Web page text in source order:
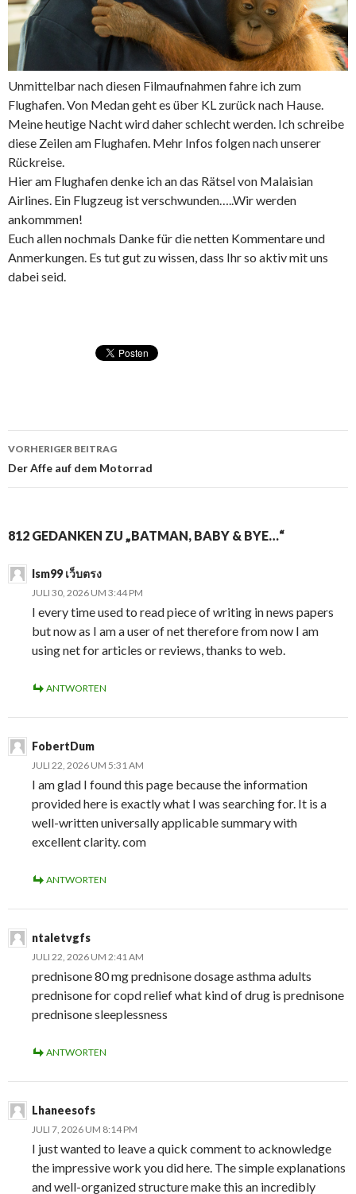
Unmittelbar nach diesen Filmaufnahmen fahre ich zum
Flughafen. Von Medan geht es über KL zurück nach Hause.
Meine heutige Nacht wird daher schlecht werden. Ich schreibe
diese Zeilen am Flughafen. Mehr Infos folgen nach unserer
Rückreise.
Hier am Flughafen denke ich an das Rätsel von Malaisian
Airlines. Ein Flugzeug ist verschwunden…..Wir werden
ankommmen!
Euch allen nochmals Danke für die netten Kommentare und
Anmerkungen. Es tut gut zu wissen, dass Ihr so aktiv mit uns
dabei seid.
Beitragsnavigation
VORHERIGER BEITRAG
Der Affe auf dem Motorrad
812 GEDANKEN ZU „BATMAN, BABY & BYE…“
lsm99 เว็บตรง
JULI 30, 2026 UM 3:44 PM
I every time used to read piece of writing in news papers
but now as I am a user of net therefore from now I am
using net for articles or reviews, thanks to web.
ANTWORTEN
FobertDum
JULI 22, 2026 UM 5:31 AM
I am glad I found this page because the information
provided here is exactly what I was searching for. It is a
well-written universally applicable summary with
excellent clarity. com
ANTWORTEN
ntaletvgfs
JULI 22, 2026 UM 2:41 AM
prednisone 80 mg prednisone dosage asthma adults
prednisone for copd relief what kind of drug is prednisone
prednisone sleeplessness
ANTWORTEN
Lhaneesofs
JULI 7, 2026 UM 8:14 PM
I just wanted to leave a quick comment to acknowledge
the impressive work you did here. The simple explanations
and well-organized structure make this an incredibly